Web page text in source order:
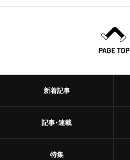
PAGE TOP
新着記事
記事・連載
特集